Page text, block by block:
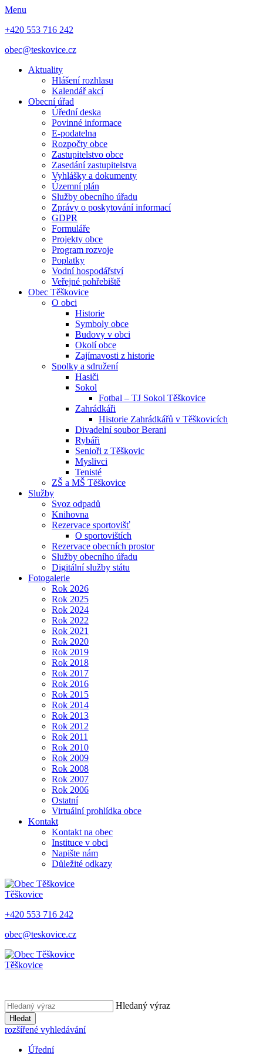
Menu
+420 553 716 242
obec@teskovice.cz
Aktuality
Hlášení rozhlasu
Kalendář akcí
Obecní úřad
Úřední deska
Povinné informace
E-podatelna
Rozpočty obce
Zastupitelstvo obce
Zasedání zastupitelstva
Vyhlášky a dokumenty
Územní plán
Služby obecního úřadu
Zprávy o poskytování informací
GDPR
Formuláře
Projekty obce
Program rozvoje
Poplatky
Vodní hospodářství
Veřejné pohřebiště
Obec Těškovice
O obci
Historie
Symboly obce
Budovy v obci
Okolí obce
Zajímavosti z historie
Spolky a sdružení
Hasiči
Sokol
Fotbal – TJ Sokol Těškovice
Zahrádkáři
Historie Zahrádkářů v Těškovicích
Divadelní soubor Berani
Rybáři
Senioři z Těškovic
Myslivci
Tenisté
ZŠ a MŠ Těškovice
Služby
Svoz odpadů
Knihovna
Rezervace sportovišť
O sportovištích
Rezervace obecních prostor
Služby obecního úřadu
Digitální služby státu
Fotogalerie
Rok 2026
Rok 2025
Rok 2024
Rok 2022
Rok 2021
Rok 2020
Rok 2019
Rok 2018
Rok 2017
Rok 2016
Rok 2015
Rok 2014
Rok 2013
Rok 2012
Rok 2011
Rok 2010
Rok 2009
Rok 2008
Rok 2007
Rok 2006
Ostatní
Virtuální prohlídka obce
Kontakt
Kontakt na obec
Instituce v obci
Napište nám
Důležité odkazy
Těškovice
+420 553 716 242
obec@teskovice.cz
Těškovice
Hledaný výraz
Hledat
rozšířené vyhledávání
Úřední